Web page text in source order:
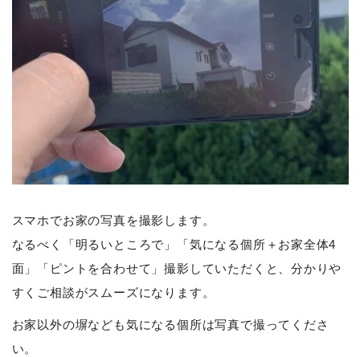
スマホでお家の写真を撮影します。
なるべく「明るいところで」「気になる個所＋お家全体4
面」「ピントを合わせて」撮影していただくと、分かりや
すくご相談がスムーズになります。
お家以外の塀なども気になる個所は写真で撮ってくださ
い。